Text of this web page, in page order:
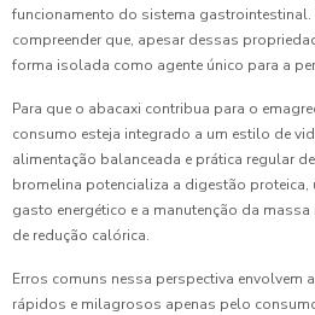
funcionamento do sistema
compreender que, apesar dessas
forma isolada como agente único para a
Para que o abacaxi contribua para o
consumo esteja integrado a um estilo de
alimentação balanceada e prática regular
bromelina potencializa a digestão
gasto energético e a manutenção da
de redução calórica.
Erros comuns nessa perspectiva envolvem
rápidos e milagrosos apenas pelo